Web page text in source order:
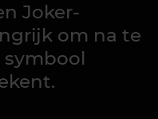
Joker-
om na te